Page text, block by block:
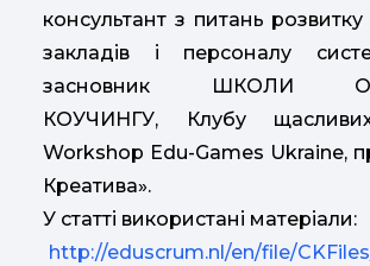
консультант з питань
закладів і персоналу
засновник ШКОЛИ
КОУЧИНГУ, Клубу щасливих
Workshop Edu-Games Ukraine,
Креатива».
У статті використані матеріали:
http://eduscrum.nl/en/file/